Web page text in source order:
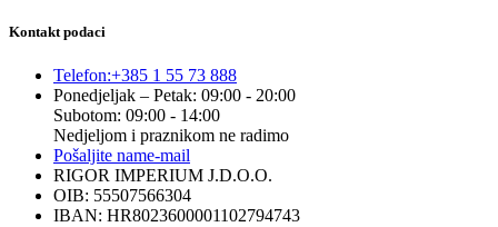
Kontakt podaci
Telefon:+385 1 55 73 888
Ponedjeljak – Petak: 09:00 - 20:00
Subotom: 09:00 - 14:00
Nedjeljom i praznikom ne radimo
Pošaljite name-mail
RIGOR IMPERIUM J.D.O.O.
OIB: 55507566304
IBAN: HR8023600001102794743